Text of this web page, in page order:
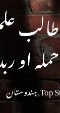
او
Top
,ہندوستان